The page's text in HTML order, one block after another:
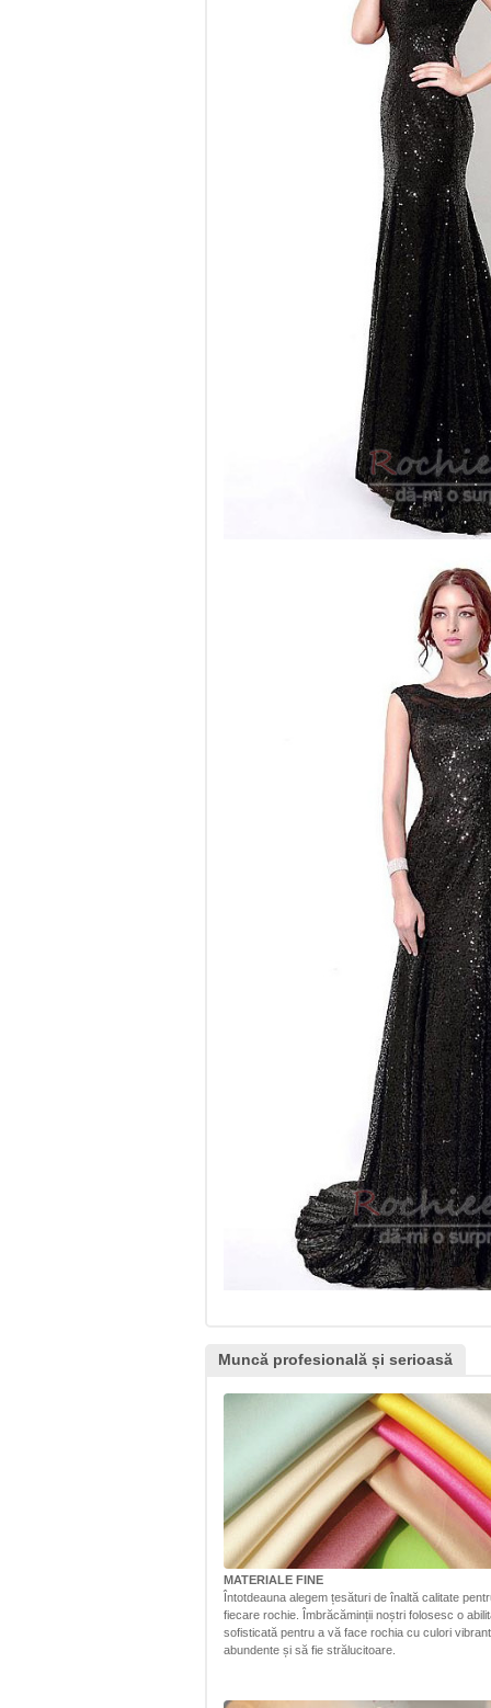
Muncă profesională și serioasă
MATERIALE FINE
Întotdeauna alegem țesături de înaltă calitate
fiecare rochie. Îmbrăcăminții noștri folosesc o
sofisticată pentru a vă face rochia cu culori
abundente și să fie strălucitoare.